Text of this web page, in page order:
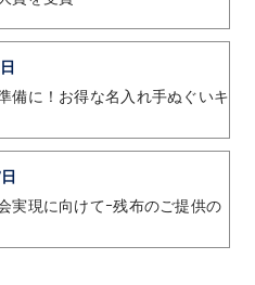
備に！お得な名入れ手ぬぐいキ
実現に向けてｰ残布のご提供の